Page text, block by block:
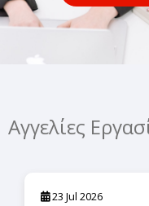
Αγγελίες
23 Jul 2026